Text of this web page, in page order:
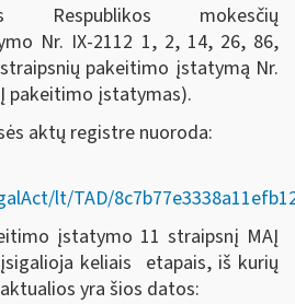
Respublikos mokesčių
Nr. IX-2112 1, 2, 14, 26, 86,
pakeitimo įstatymą Nr.
pakeitimo įstatymas).
aktų registre nuoroda:
lt/TAD/
įstatymo 11 straipsnį MAĮ
keliais etapais, iš kurių
yra šios datos: